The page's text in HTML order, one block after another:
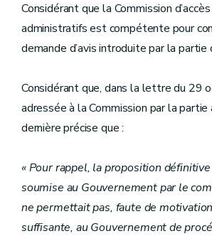
Considérant que la Commission
administratifs est compétente pour
demande d’avis introduite par la partie
Considérant que, dans la lettre du 29
adressée à la Commission par la
dernière précise que :
« Pour rappel, la proposition
soumise au Gouvernement par le
ne permettait pas, faute de
suffisante, au Gouvernement de